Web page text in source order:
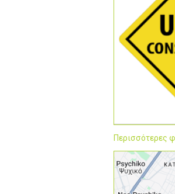
Περισσότερες